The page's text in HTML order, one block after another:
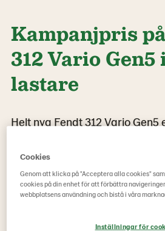
Kampanjpris
312 Vario
lastare
Helt nya Fendt 312 Vario
steglös Vario-transmission
får du en traktor som är lika
gårdsplanen. I
Cookies
Genom att klicka på "Acceptera alla cookies"
cookies på din enhet för att förbättra
webbplatsens användning och bistå i våra
Inställningar för